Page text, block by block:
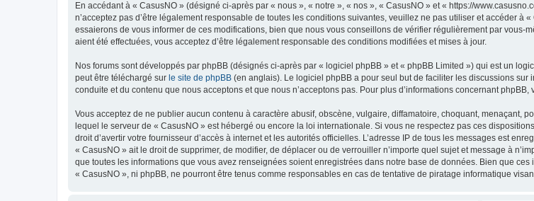
En accédant à « CasusNO » (désigné ci-après par « nous », « notre », « nos », « CasusNO » et « https://
n’acceptez pas d’être légalement responsable de toutes les conditions suivantes, veuillez ne pas utiliser et accéder à
essaierons de vous informer de ces modifications, bien que nous vous conseillons de vérifier régulièrement par vous-
aient été effectuées, vous acceptez d’être légalement responsable des conditions modifiées et mises à jour.
Nos forums sont développés par phpBB (désignés ci-après par « logiciel phpBB » et « phpBB Limited ») qui est un
peut être téléchargé sur le site de phpBB (en anglais). Le logiciel phpBB a pour seul but de faciliter les discussions
conduite et du contenu que nous acceptons et que nous n’acceptons pas. Pour plus d’informations concernant phpBB,
Vous acceptez de ne publier aucun contenu à caractère abusif, obscène, vulgaire, diffamatoire, choquant, menaçant,
lequel le serveur de « CasusNO » est hébergé ou encore la loi internationale. Si vous ne respectez pas ces
droit d’avertir votre fournisseur d’accès à internet et les autorités officielles. L’adresse IP de tous les messages est
« CasusNO » ait le droit de supprimer, de modifier, de déplacer ou de verrouiller n’importe quel sujet et message à
que toutes les informations que vous avez renseignées soient enregistrées dans notre base de données. Bien que
« CasusNO », ni phpBB, ne pourront être tenus comme responsables en cas de tentative de piratage informatique